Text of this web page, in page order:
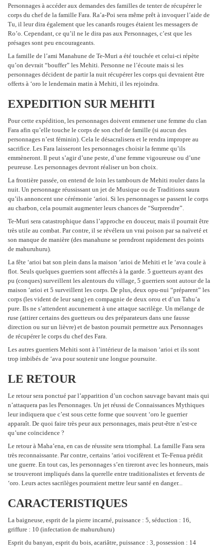
Personnages à accéder aux demandes des familles de tenter de récupérer le
corps du chef de la famille Fara. Ra’a-Poi sera même prêt à invoquer l’aide de
Tu, il leur dira également que les canards rouges étaient les messagers de
Ro’o. Cependant, ce qu’il ne le dira pas aux Personnages, c’est que les
présages sont peu encourageants.
La famille de l’ami Manahune de Te-Muri a été touchée et celui-ci répète
qu’on devrait “bouffer” les Mehiti. Personne ne l’écoute mais si les
personnages décident de partir la nuit récupérer les corps qui devraient être
offerts à ‘oro le lendemain matin à Mehiti, il les rejoindra.
EXPEDITION SUR MEHITI
Pour cette expédition, les personnages doivent emmener une femme du clan
Fara afin qu’elle touche le corps de son chef de famille (si aucun des
personnages n’est féminin). Cela le désacralisera et le rendra impropre au
sacrifice. Les Fara laisseront les personnages choisir la femme qu’ils
emmèneront. Il peut s’agir d’une peste, d’une femme vigoureuse ou d’une
peureuse. Les personnages devront réaliser un bon choix.
La frontière passée, on entend de loin les tambours de Mehiti rouler dans la
nuit. Un personnage réussissant un jet de Musique ou de Traditions saura
qu’ils annoncent une cérémonie ‘arioi. Si les personnages se passent le corps
au charbon, cela pourrait augmenter leurs chances de “Surprendre”.
Te-Muri sera catastrophique dans l’approche en douceur, mais il pourrait être
très utile au combat. Par contre, il se révélera un vrai poison par sa naïveté et
son manque de manière (des manahune se prendront rapidement des points
de mahuruhuru).
La fête ‘arioi bat son plein dans la maison ‘arioi de Mehiti et le ‘ava coule à
flot. Seuls quelques guerriers sont affectés à la garde. 5 guetteurs ayant des
pu (conques) surveillent les alentours du village, 5 guerriers sont autour de la
maison ‘arioi et 5 surveillent les corps. De plus, deux opu-nui “préparent” les
corps (les vident de leur sang) en compagnie de deux orou et d’un Tahu’a
pure. Ils ne s’attendent aucunement à une attaque sacrilège. Un mélange de
ruse (attirer certains des guetteurs ou des préparateurs dans une fausse
direction ou sur un lièvre) et de baston pourrait permettre aux Personnages
de récupérer le corps du chef des Fara.
Les autres guerriers Mehiti sont à l’intérieur de la maison ‘arioi et ils sont
trop imbibés de ‘ava pour soutenir une longue poursuite.
LE RETOUR
Le retour sera ponctué par l’apparition d’un cochon sauvage bavant mais qui
n’attaquera pas les Personnages. Un jet réussi de Connaissances Mythiques
leur indiquera que c’est sous cette forme que souvent ‘oro le guerrier
apparaît. De quoi faire très peur aux personnages, mais peut-être n’est-ce
qu’une coïncidence ?
Le retour à Maha’ena, en cas de réussite sera triomphal. La famille Fara sera
très reconnaissante. Par contre, certains ‘arioi vocifèrent et Te-Fenua prédit
une guerre. En tout cas, les personnages s’en tireront avec les honneurs, mais
se trouveront impliqués dans la querelle entre traditionalistes et fervents de
‘oro. Leurs actes sacrilèges pourraient mettre leur santé en danger...
CARACTERISTIQUES
La baigneuse, esprit de la pierre incarné, puissance : 5, séduction : 16,
griffure : 10 (infectation de mahuruhuru)
Esprit du banyan, esprit du bois, acariâtre, puissance : 3, possession : 14